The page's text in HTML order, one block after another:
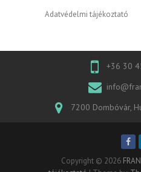
Adatvédelmi tájékoztató
+36 30
7200 Dombóvár,
Copyright © 2026